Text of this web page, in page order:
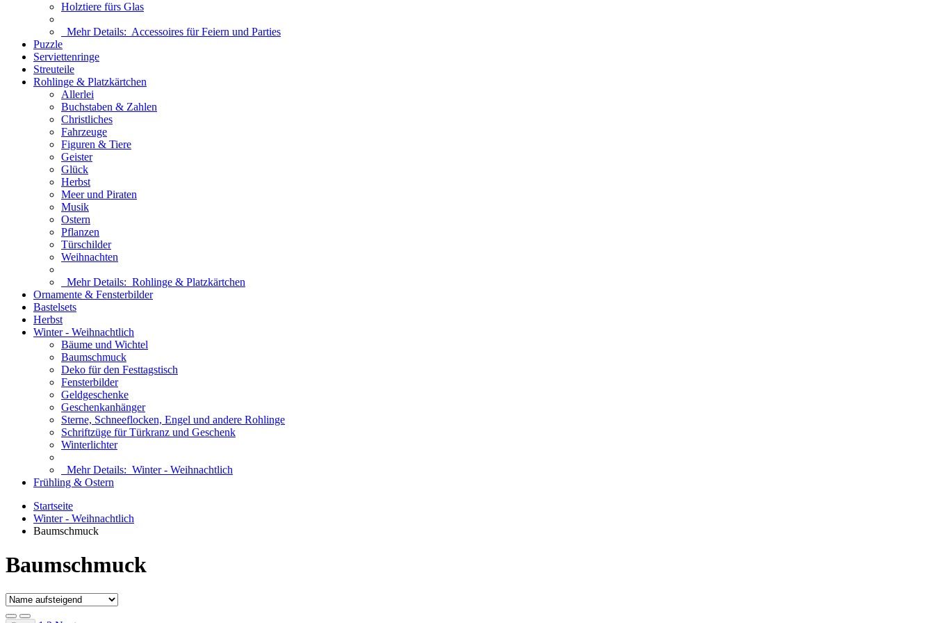
Holztiere fürs Glas
Mehr Details: Accessoires für Feiern und Parties
Puzzle
Serviettenringe
Streuteile
Rohlinge & Platzkärtchen
Allerlei
Buchstaben & Zahlen
Christliches
Fahrzeuge
Figuren & Tiere
Geister
Glück
Herbst
Meer und Piraten
Musik
Ostern
Pflanzen
Türschilder
Weihnachten
Mehr Details: Rohlinge & Platzkärtchen
Ornamente & Fensterbilder
Bastelsets
Herbst
Winter - Weihnachtlich
Bäume und Wichtel
Baumschmuck
Deko für den Festtagstisch
Fensterbilder
Geldgeschenke
Geschenkanhänger
Sterne, Schneeflocken, Engel und andere Rohlinge
Schriftzüge für Türkranz und Geschenk
Winterlichter
Mehr Details: Winter - Weihnachtlich
Frühling & Ostern
Startseite
Winter - Weihnachtlich
Baumschmuck
Baumschmuck